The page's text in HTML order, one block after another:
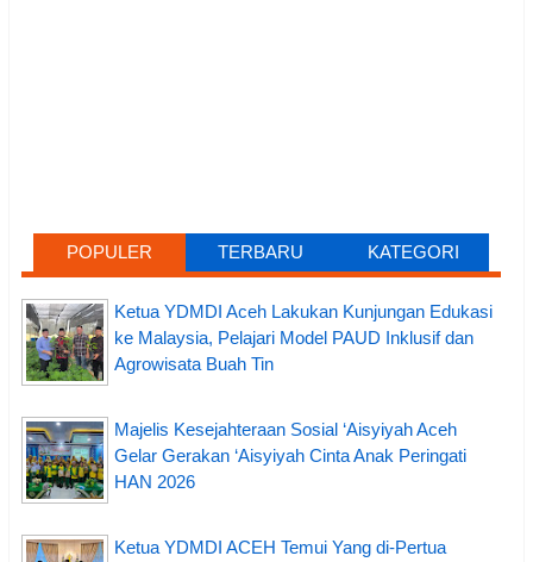
POPULER TERBARU KATEGORI
Ketua YDMDI Aceh Lakukan Kunjungan Edukasi
ke Malaysia, Pelajari Model PAUD Inklusif dan
Agrowisata Buah Tin
Majelis Kesejahteraan Sosial ‘Aisyiyah Aceh
Gelar Gerakan ‘Aisyiyah Cinta Anak Peringati
HAN 2026
Ketua YDMDI ACEH Temui Yang di-Pertua